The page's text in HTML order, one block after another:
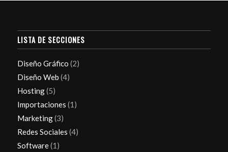
LISTA DE SECCIONES
Diseño Gráfico (2)
Diseño Web (4)
Hosting(5)
Importaciones (1)
Marketing(3)
Redes Sociales (4)
Software(1)